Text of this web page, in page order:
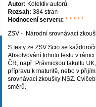
Autor: Kolektiv autorů
Rozsah: 384 stran
Hodnocení serveru: * * * * *
ZSV - Národní srovnávací
S testy ze ZSV Scio se
Absolvování tohoto testu v
ČR, např. Právnickou fakultu
přípravu k maturitě, nebo v
srovnávací zkoušky NSZ.
směrů.